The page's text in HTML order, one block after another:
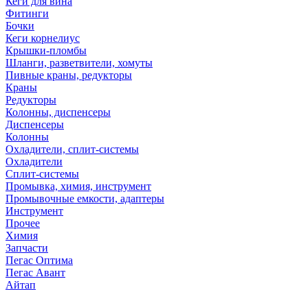
Фитинги
Бочки
Кеги корнелиус
Крышки-пломбы
Шланги, разветвители, хомуты
Пивные краны, редукторы
Краны
Редукторы
Колонны, диспенсеры
Диспенсеры
Колонны
Охладители, сплит-системы
Охладители
Сплит-системы
Промывка, химия, инструмент
Промывочные емкости, адаптеры
Инструмент
Прочее
Химия
Запчасти
Пегас Оптима
Пегас Авант
Айтап